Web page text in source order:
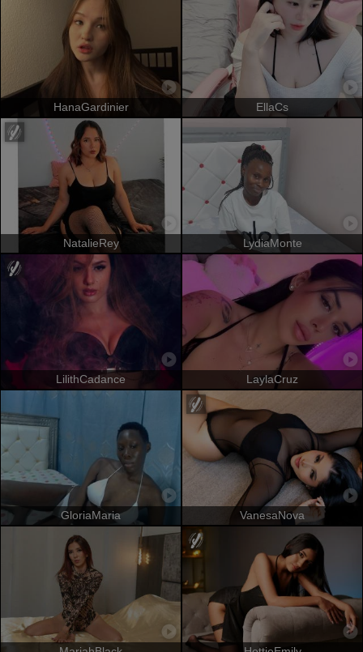
HanaGardinier EllaCs
NatalieRey LydiaMonte
LilithCadance LaylaCruz
GloriaMaria VanesaNova